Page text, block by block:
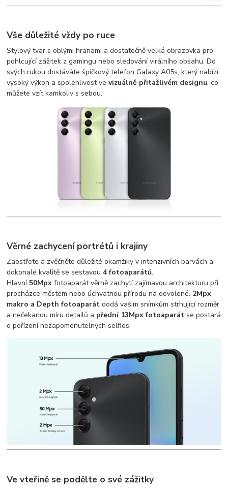
Vše důležité vždy po ruce
Stylový tvar s oblými hranami a dostatečně velká obrazovka pro
pohlcující zážitek z gamingu nebo sledování virálního obsahu. Do
svých rukou dostáváte špičkový telefon Galaxy A05s, který nabízí
vysoký výkon a spolehlivost vevizuálně přitažlivém designu, co
můžete vzít kamkoliv s sebou.
Věrné zachycení portrétů i krajiny
Zaostřete a zvěčněte důležité okamžiky v intenzivních barvách a
dokonalé kvalitě se sestavou4 fotoaparátů.
Hlavní 50Mpx fotoaparát věrně zachytí zajímavou architekturu při
procházce městem nebo úchvatnou přírodu na dovolené. 2Mpx
makro a Depth fotoaparát dodá vašim snímkům strhující rozměr
a nečekanou míru detailů a přední 13Mpx fotoaparát se postará
o pořízení nezapomenutelných selfies.
Ve vteřině se podělte o své zážitky